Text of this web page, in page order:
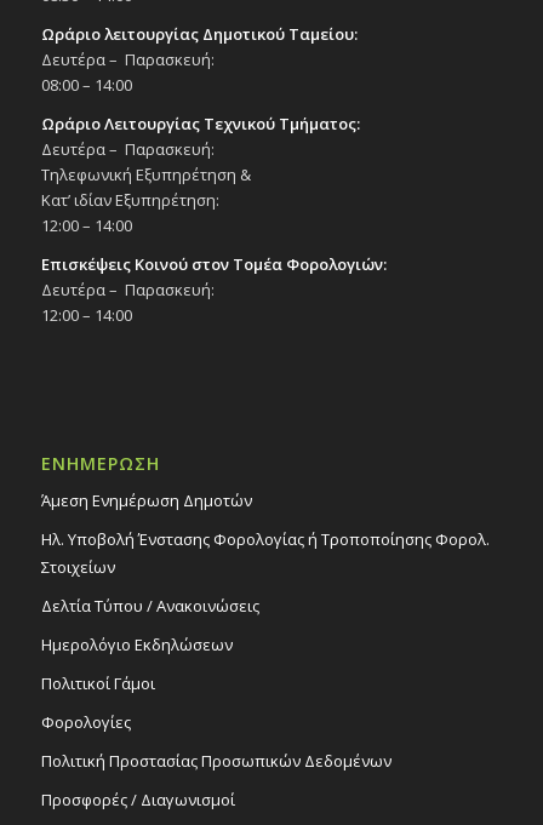
Ωράριο λειτουργίας Δημοτικού Ταμείου:
Δευτέρα – Παρασκευή:
08:00 – 14:00
Ωράριο Λειτουργίας Τεχνικού Τμήματος:
Δευτέρα – Παρασκευή:
Τηλεφωνική Εξυπηρέτηση &
Κατ’ ιδίαν Εξυπηρέτηση:
12:00 – 14:00
Επισκέψεις Κοινού στον Τομέα Φορολογιών:
Δευτέρα – Παρασκευή:
12:00 – 14:00
ΕΝΗΜΕΡΩΣΗ
Άμεση Ενημέρωση Δημοτών
Ηλ. Υποβολή Ένστασης Φορολογίας ή Τροποποίησης Φορολ.
Στοιχείων
Δελτία Τύπου / Ανακοινώσεις
Ημερολόγιο Εκδηλώσεων
Πολιτικοί Γάμοι
Φορολογίες
Πολιτική Προστασίας Προσωπικών Δεδομένων
Προσφορές / Διαγωνισμοί